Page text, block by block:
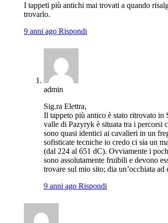
I tappeti più antichi mai trovati a quando
trovarlo.
9 anni ago Rispondi
admin
Sig.ra Elettra,
Il tappeto più antico è stato ritrovato
valle di Pazyryk è situata tra i percorsi
sono quasi identici ai cavalieri in un
sofisticate tecniche io credo ci sia un
(dal 224 al 651 dC). Ovviamente i
sono assolutamente fruibili e devono
trovare sul mio sito; dia un’occhiata ad
9 anni ago Rispondi